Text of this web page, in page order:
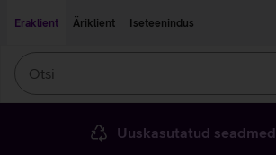
Eraklient
Äriklient Iseteenindus
Uuskasutatud seadmed